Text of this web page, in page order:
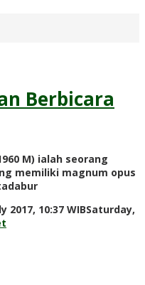
Berbicara
M) ialah seorang
memiliki magnum opus
2017, 10:37 WIBSaturday,